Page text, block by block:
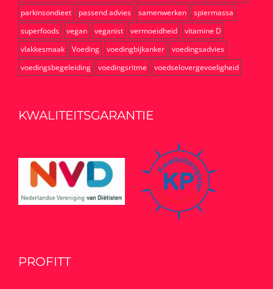
parkinsondieet
passend advies samenwerken
spiermassa
superfoods
vegan veganist vermoeidheid
vitamine D
vlakkesmaak
Voeding voedingbijkanker
voedingsadvies
voedingsbegeleiding
voedingsritme voedselovergevoeligheid
KWALITEITSGARANTIE
PROFITT